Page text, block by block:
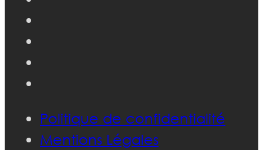
Politique de confidentialité
Mentions Légales